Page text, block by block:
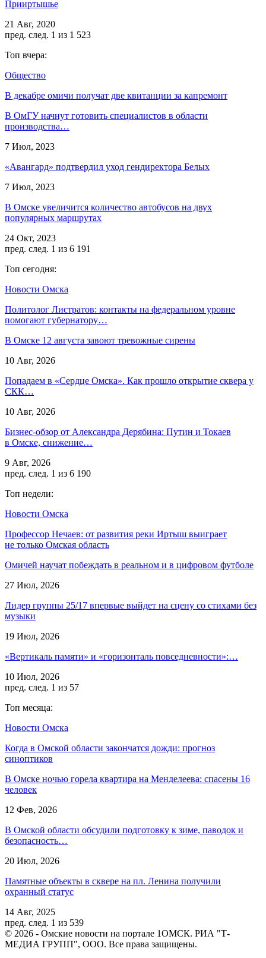
Прииртышье
21 Авг, 2020
пред. след. 1 из 1 523
Топ вчера:
Общество
В декабре омичи получат две квитанции за капремонт
В ОмГУ начнут готовить специалистов в области
производства…
7 Июл, 2023
«Авангард» подтвердил уход гендиректора Белых
7 Июл, 2023
В Омске увеличится количество автобусов на двух
популярных маршрутах
24 Окт, 2023
пред. след. 1 из 6 191
Топ сегодня:
Новости Омска
Политолог Листратов: контакты на федеральном уровне
помогают губернатору…
В Омске 12 августа завоют тревожные сирены
10 Авг, 2026
Попадаем в «Сердце Омска». Как прошло открытие сквера у
СКК…
10 Авг, 2026
Бизнес-обзор от Александра Дерябина: Путин и Токаев
в Омске, снижение…
9 Авг, 2026
пред. след. 1 из 6 190
Топ недели:
Новости Омска
Профессор Нечаев: от развития реки Иртыш выиграет
не только Омская область
Омичей научат побеждать в реальном и в цифровом футболе
27 Июл, 2026
Лидер группы 25/17 впервые выйдет на сцену со стихами без
музыки
19 Июл, 2026
«Вертикаль памяти» и «горизонталь повседневности»:…
10 Июл, 2026
пред. след. 1 из 57
Топ месяца:
Новости Омска
Когда в Омской области закончатся дожди: прогноз
синоптиков
В Омске ночью горела квартира на Менделеева: спасены 16
человек
12 Фев, 2026
В Омской области обсудили подготовку к зиме, паводок и
безопасность…
20 Июл, 2026
Памятные объекты в сквере на пл. Ленина получили
охранный статус
14 Авг, 2025
пред. след. 1 из 539
© 2026 - Омские новости на портале 1ОМСК. РИА "Т-
МЕДИА ГРУПП", ООО. Все права защищены.